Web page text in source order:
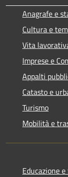
Anagrafe e
Cultura e
Vita
Imprese e
Appalti
Catasto e
Turismo
Mobilità e
Educazione